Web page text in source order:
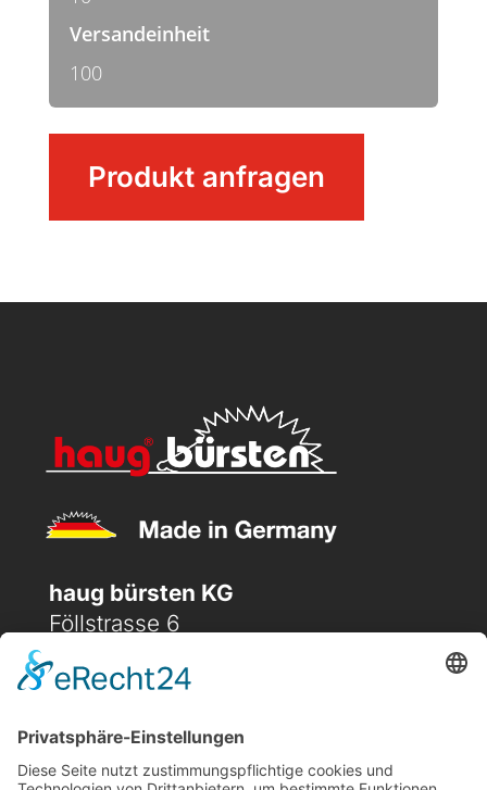
HakenProdukt anfragen
Versandeinheit
100
haug bürsten KG
Föllstrasse 6
 (+49) 08231 / 96 30 96
 office@haugbuersten.de